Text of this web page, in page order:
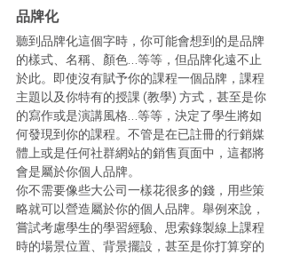
品牌化
聽到品牌化這個字時，你可能會想到的是品牌
的樣式、名稱、顏色…等等，但品牌化遠不止
於此。即使沒有賦予你的課程一個品牌，課程
主題以及你特有的授課 (教學) 方式，甚至是你
的寫作或是演講風格…等等，決定了學生將如
何發現到你的課程。不管是在已註冊的行銷媒
體上或是任何社群網站的銷售頁面中，這都將
會是屬於你個人品牌。
你不需要像些大公司一樣花很多的錢，用些策
略就可以營造屬於你的個人品牌。舉例來說，
嘗試考慮學生的學習經驗、思索錄製線上課程
時的場景位置、背景擺設，甚至是你打算穿的